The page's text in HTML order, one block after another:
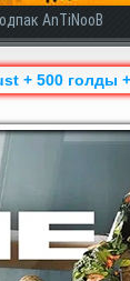
Модпак
+ 500 голды